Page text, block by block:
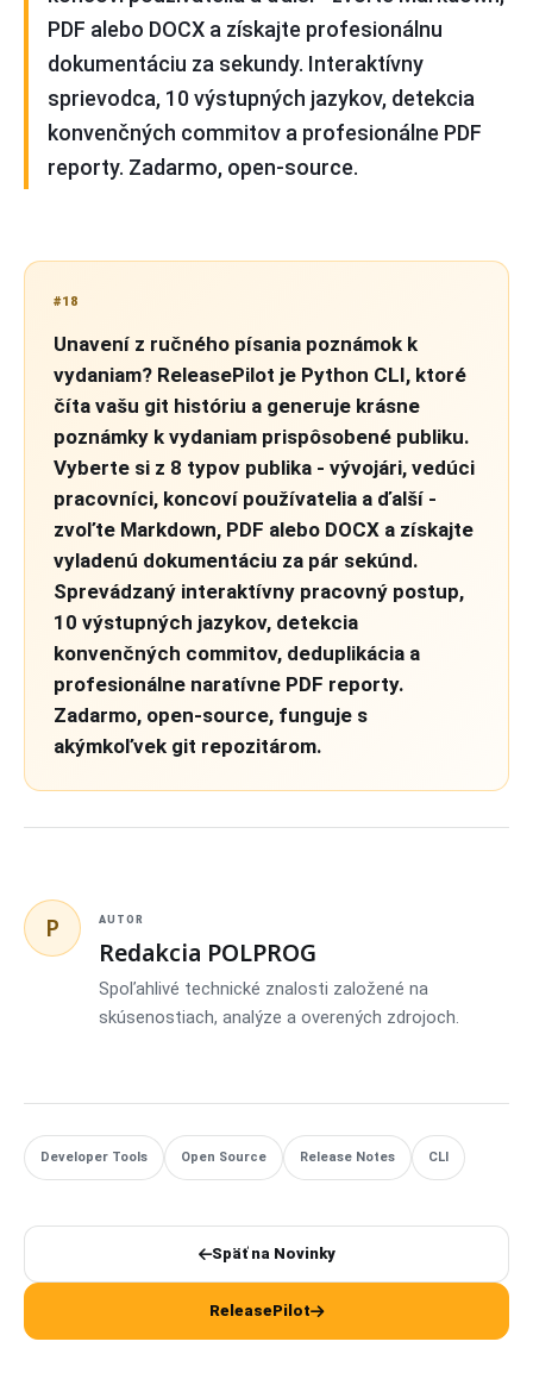
PDF alebo DOCX a získajte profesionálnu
dokumentáciu za sekundy. Interaktívny
sprievodca, 10 výstupných jazykov, detekcia
konvenčných commitov a profesionálne PDF
reporty. Zadarmo, open-source.
#18
Unavení z ručného písania poznámok k
vydaniam? ReleasePilot je Python CLI, ktoré
číta vašu git históriu a generuje krásne
poznámky k vydaniam prispôsobené publiku.
Vyberte si z 8 typov publika - vývojári, vedúci
pracovníci, koncoví používatelia a ďalší -
zvoľte Markdown, PDF alebo DOCX a získajte
vyladenú dokumentáciu za pár sekúnd.
Sprevádzaný interaktívny pracovný postup,
10 výstupných jazykov, detekcia
konvenčných commitov, deduplikácia a
profesionálne naratívne PDF reporty.
Zadarmo, open-source, funguje s
akýmkoľvek git repozitárom.
P AUTOR
Redakcia POLPROG
Spoľahlivé technické znalosti založené na
skúsenostiach, analýze a overených zdrojoch.
Developer Tools Open Source Release Notes CLI
Späť na Novinky
ReleasePilot